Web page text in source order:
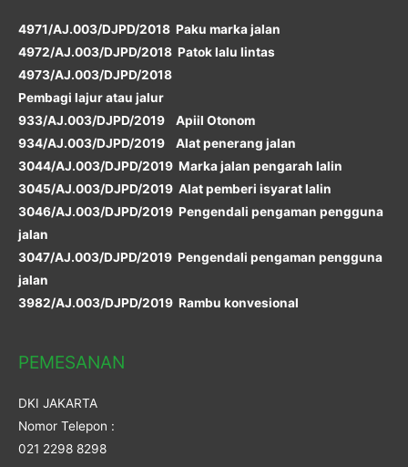
4971/AJ.003/DJPD/2018 Paku marka jalan
4972/AJ.003/DJPD/2018 Patok lalu lintas
4973/AJ.003/DJPD/2018
Pembagi lajur atau jalur
933/AJ.003/DJPD/2019 Apiil Otonom
934/AJ.003/DJPD/2019 Alat penerang jalan
3044/AJ.003/DJPD/2019 Marka jalan pengarah lalin
3045/AJ.003/DJPD/2019 Alat pemberi isyarat lalin
3046/AJ.003/DJPD/2019 Pengendali pengaman pengguna
jalan
3047/AJ.003/DJPD/2019 Pengendali pengaman pengguna
jalan
3982/AJ.003/DJPD/2019 Rambu konvesional
PEMESANAN
DKI JAKARTA
Nomor Telepon :
021 2298 8298